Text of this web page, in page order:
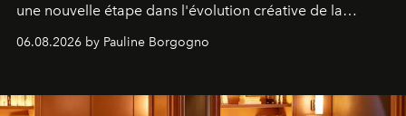
une nouvelle étape dans l'évolution créative de la
06.08.2026 by Pauline Borgogno